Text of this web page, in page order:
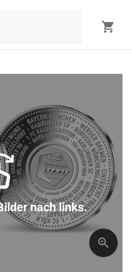
nach links.